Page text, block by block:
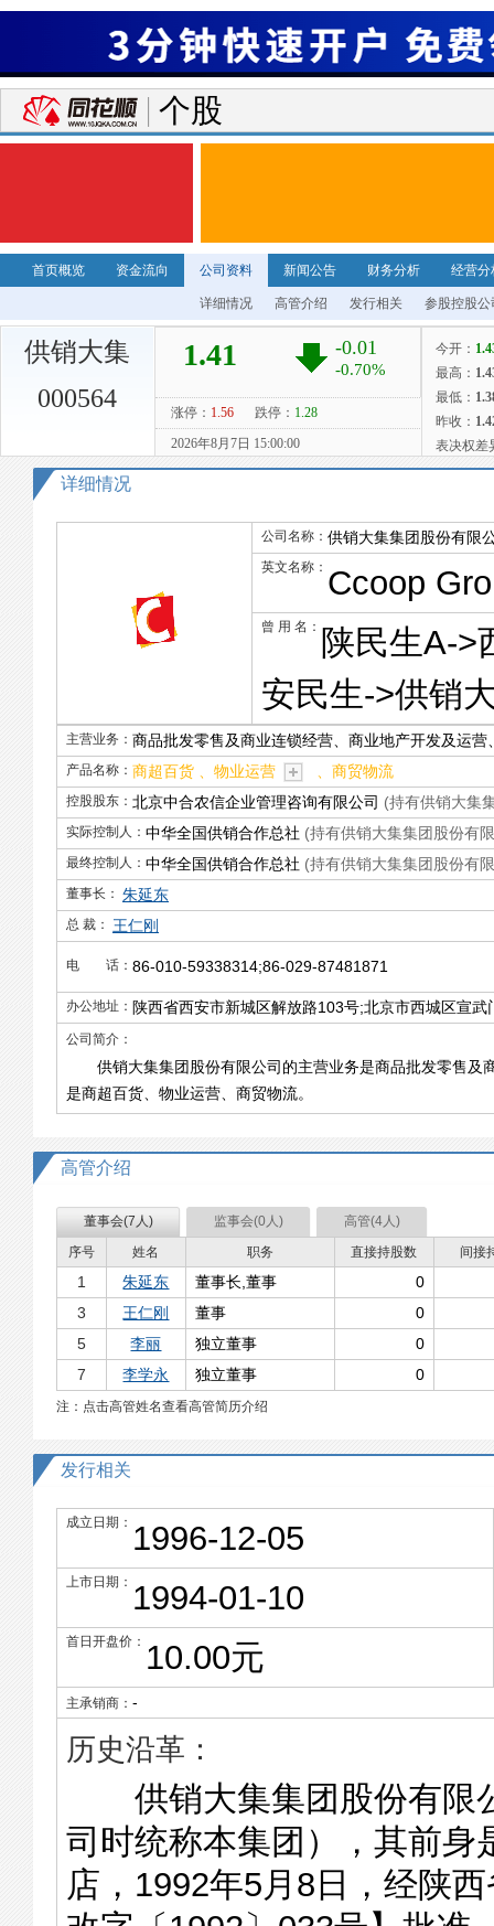
个股
首页概览 资金流向 公司资料 新闻公告 财务分析 经营分
详细情况 高管介绍 发行相关 参股控股公
供销大集
000564